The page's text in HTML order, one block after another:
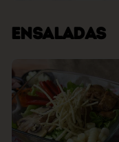
Ensaladas